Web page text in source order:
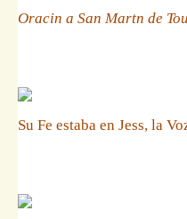
Oracin a San Martn de
Su Fe estaba en Jess, la